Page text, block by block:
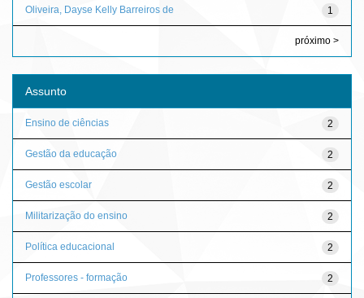
1
Oliveira, Dayse Kelly Barreiros de
próximo >
Assunto
2
Ensino de ciências
2
Gestão da educação
2
Gestão escolar
2
Militarização do ensino
2
Política educacional
2
Professores - formação